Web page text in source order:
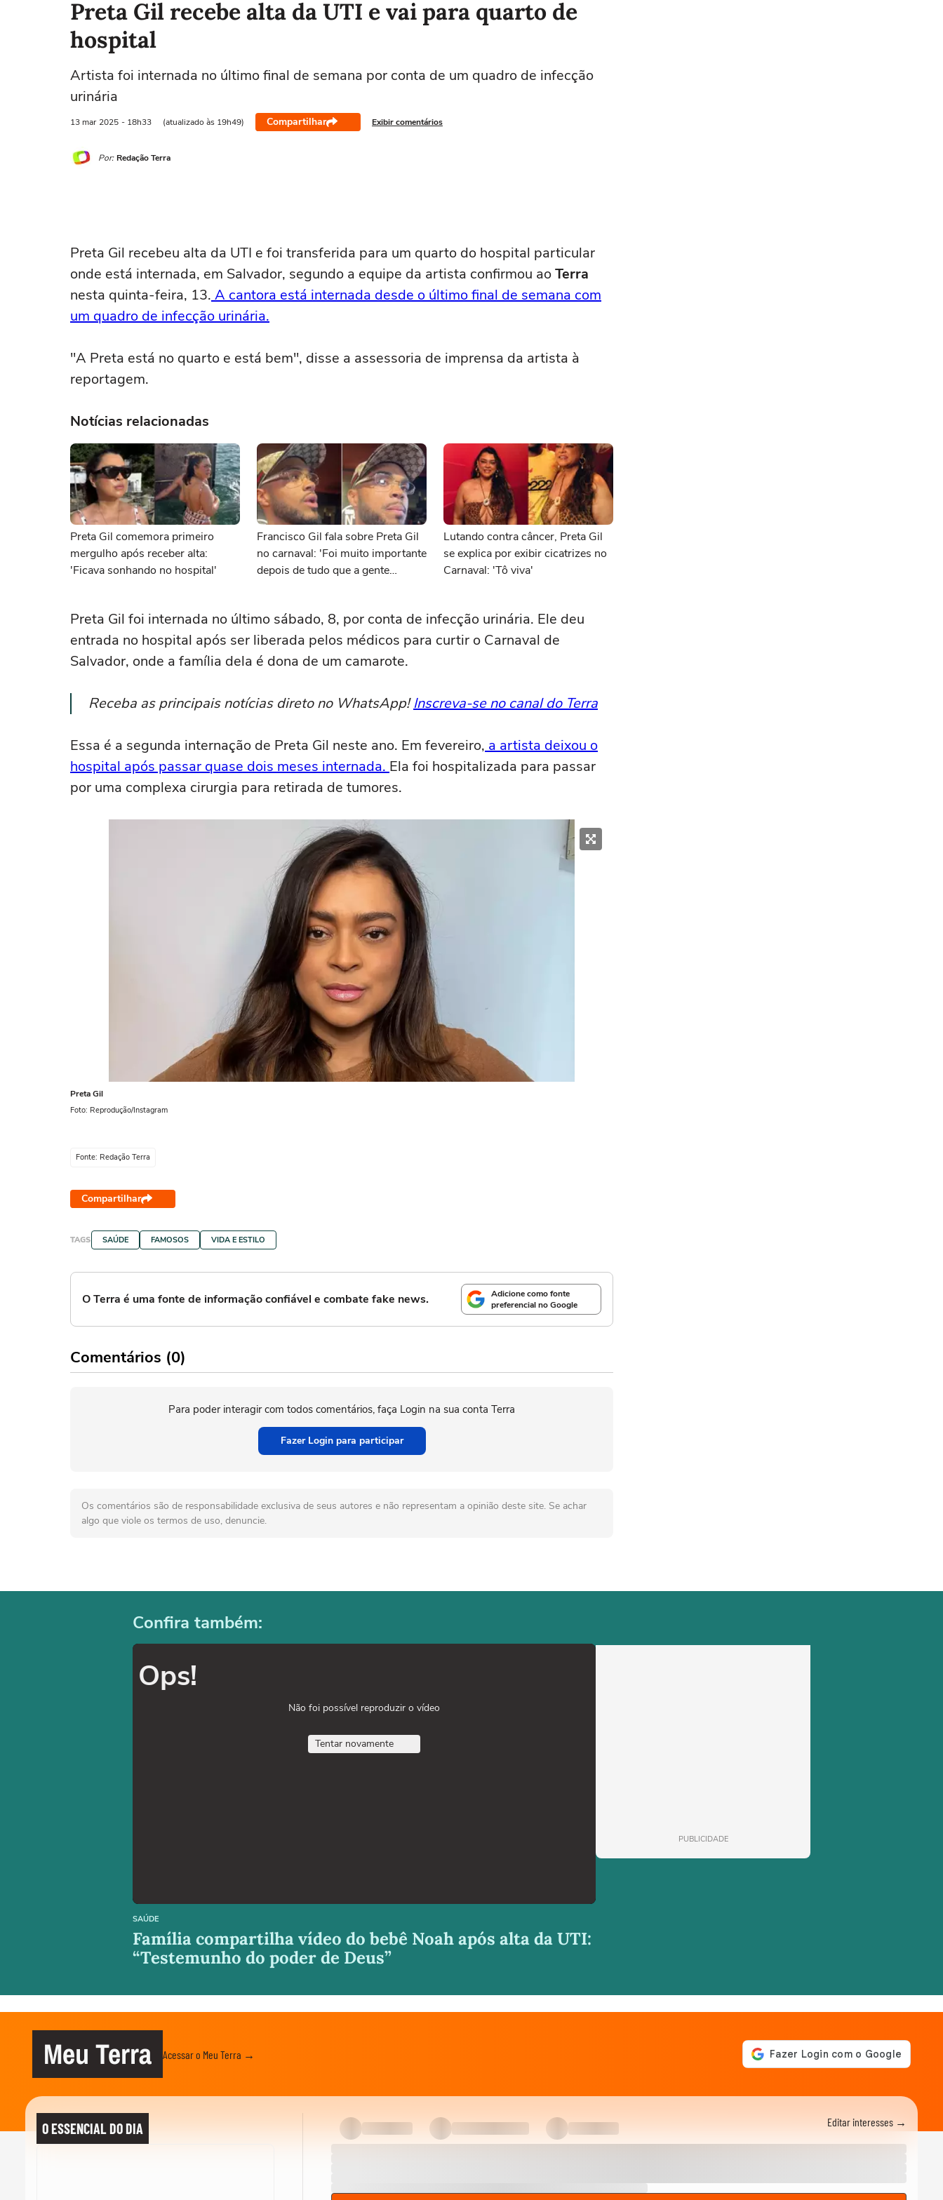
Preta Gil recebe alta da UTI e vai para quarto de
hospital
Artista foi internada no último final de semana por conta de um quadro de infecção
urinária
13 mar 2025 - 18h33 (atualizado às 19h49) Compartilhar Exibir comentários
Por: Redação Terra
Preta Gil recebeu alta da UTI e foi transferida para um quarto do hospital particular
onde está internada, em Salvador, segundo a equipe da artista confirmou aoTerra
nesta quinta-feira, 13. A cantora está internada desde o último final de semana com
um quadro de infecção urinária.
"A Preta está no quarto e está bem", disse a assessoria de imprensa da artista à
reportagem.
Notícias relacionadas
Preta Gil comemora primeiro
mergulho após receber alta:
'Ficava sonhando no hospital'
Francisco Gil fala sobre Preta Gil
no carnaval: 'Foi muito importante
depois de tudo que a gente
Lutando contra câncer, Preta Gil
se explica por exibir cicatrizes no
Carnaval: 'Tô viva'
Preta Gil foi internada no último sábado, 8, por conta de infecção urinária. Ele deu
entrada no hospital após ser liberada pelos médicos para curtir o Carnaval de
Salvador, onde a família dela é dona de um camarote.
Receba as principais notícias direto no WhatsApp!Inscreva-se no canal do Terra
Essa é a segunda internação de Preta Gil neste ano. Em fevereiro, a artista deixou o
hospital após passar quase dois meses internada. Ela foi hospitalizada para passar
por uma complexa cirurgia para retirada de tumores.
Preta Gil
Foto: Reprodução/Instagram
Fonte: Redação Terra
Compartilhar
TAGS SAÚDE FAMOSOS VIDA E ESTILO
O Terra é uma fonte de informação confiável e combate fake news.
Adicione como fonte
preferencial no Google
Comentários (0)
Para poder interagir com todos comentários, faça Login na sua conta Terra
Fazer Login para participar
Os comentários são de responsabilidade exclusiva de seus autores e não representam a opinião deste site. Se achar
algo que viole os termos de uso, denuncie.
Confira também:
Ops!
Não foi possível reproduzir o vídeo
Tentar novamente
SAÚDE
Família compartilha vídeo do bebê Noah após alta da UTI:
“Testemunho do poder de Deus”
PUBLICIDADE
Meu Terra Acessar o Meu Terra →
O ESSENCIAL DO DIA Editar interesses →